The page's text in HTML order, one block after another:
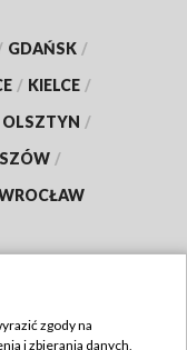
GDAŃSK /
/ KIELCE /
OLSZTYN /
/
zgody na
i zbierania danych,